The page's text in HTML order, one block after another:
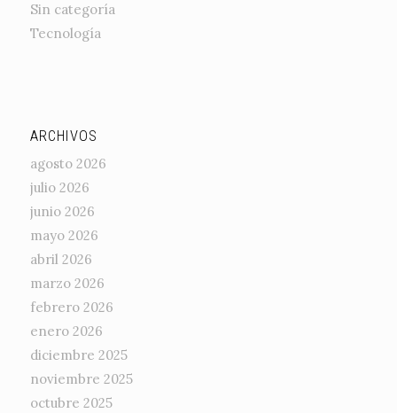
Sin categoría
Tecnología
ARCHIVOS
agosto 2026
julio 2026
junio 2026
mayo 2026
abril 2026
marzo 2026
febrero 2026
enero 2026
diciembre 2025
noviembre 2025
octubre 2025